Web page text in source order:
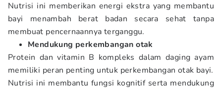
Nutrisi ini memberikan energi ekstra yang membantu
bayi menambah berat badan secara sehat tanpa
membuat pencernaannya terganggu.
Mendukung perkembangan otak
Protein dan vitamin B kompleks dalam daging ayam
memiliki peran penting untuk perkembangan otak bayi.
Nutrisi ini membantu fungsi kognitif serta mendukung